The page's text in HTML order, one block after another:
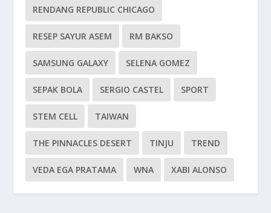
RENDANG REPUBLIC CHICAGO
RESEP SAYUR ASEM RM BAKSO
SAMSUNG GALAXY SELENA GOMEZ
SEPAK BOLA SERGIO CASTEL SPORT
STEM CELL TAIWAN
THE PINNACLES DESERT TINJU TREND
VEDA EGA PRATAMA WNA XABI ALONSO